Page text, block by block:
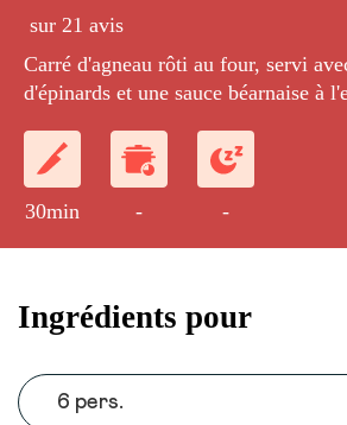
sur 21 avis
Carré d'agneau rôti au four, servi
d'épinards et une sauce béarnaise à
30min - -
Ingrédients pour
6 pers.